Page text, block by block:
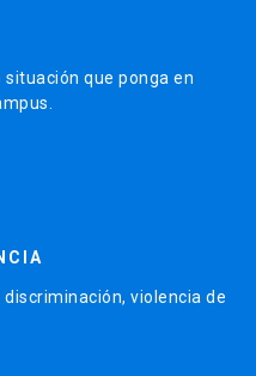
que ponga en
violencia de